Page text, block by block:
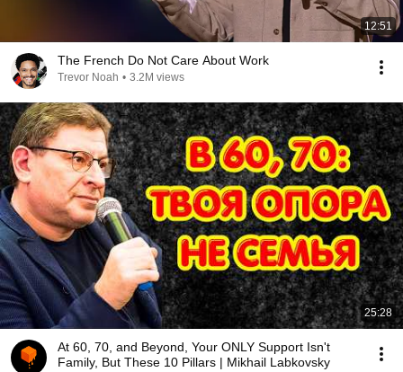
12:51
The French Do Not Care About Work
Trevor Noah • 3.2M views
25:28
At 60, 70, and Beyond, Your ONLY Support Isn't
Family, But These 10 Pillars | Mikhail Labkovsky